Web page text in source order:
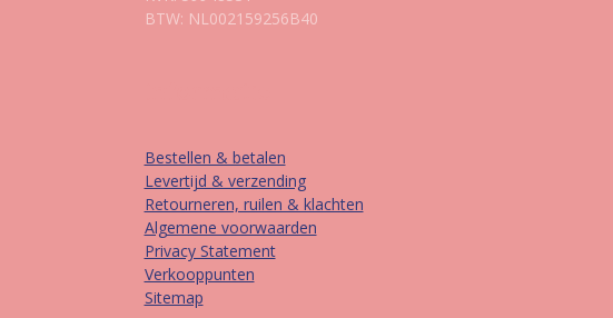
BTW: NL002159256B40
Bestellen & betalen
Levertijd & verzending
Retourneren, ruilen & klachten
Algemene voorwaarden
Privacy Statement
Verkooppunten
Sitemap